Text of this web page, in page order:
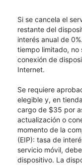
Si se cancela el
restante del
interés anual de
tiempo limitado,
conexión de
Internet.
Se requiere
elegible y, en
cargo de $35 por
actualización o
momento de la
(EIP): tasa de
servicio móvil,
dispositivo. La